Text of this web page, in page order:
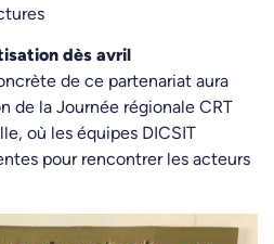
dès avril
de ce partenariat aura
de la Journée régionale CRT
où les équipes DICSIT
pour rencontrer les acteurs